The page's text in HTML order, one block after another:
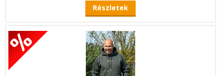
Részletek